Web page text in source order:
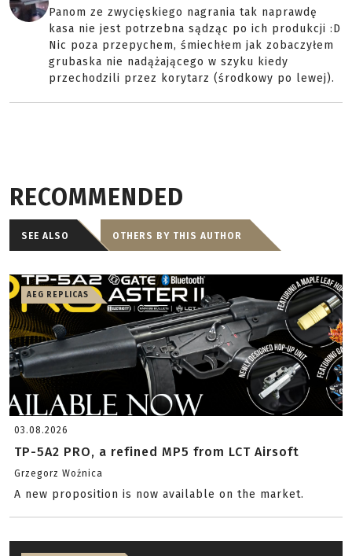
Panom ze zwycięskiego nagrania tak naprawdę
kasa nie jest potrzebna sądząc po ich produkcji :D
Nic poza przepychem, śmiechłem jak zobaczyłem
grubaska nie nadążającego w szyku kiedy
przechodzili przez korytarz (środkowy po lewej).
RECOMMENDED
SEE ALSO OTHERS BY THIS AUTHOR
AEG REPLICAS
03.08.2026
TP-5A2 PRO, a refined MP5 from LCT Airsoft
Grzegorz Woźnica
A new proposition is now available on the market.